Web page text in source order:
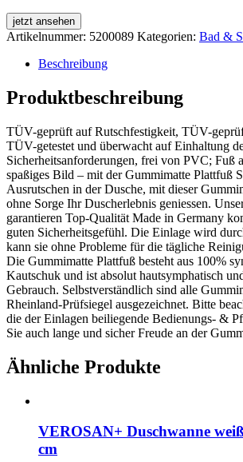
jetzt ansehen
Artikelnummer: 5200089 Kategorien: Bad &
Beschreibung
Produktbeschreibung
TÜV-geprüft auf Rutschfestigkeit, TÜV-
TÜV-getestet und überwacht auf Einhaltung
Sicherheitsanforderungen, frei von PVC; Fuß
spaßiges Bild – mit der Gummimatte Plattfuß
Ausrutschen in der Dusche, mit dieser
ohne Sorge Ihr Duscherlebnis geniessen.
garantieren Top-Qualität Made in Germany
guten Sicherheitsgefühl. Die Einlage wird
kann sie ohne Probleme für die tägliche
Die Gummimatte Plattfuß besteht aus 100%
Kautschuk und ist absolut hautsymphatisch
Gebrauch. Selbstverständlich sind alle
Rheinland-Prüfsiegel ausgezeichnet. Bitte
die der Einlagen beiliegende Bedienungs- &
Sie auch lange und sicher Freude an der
Ähnliche Produkte
VEROSAN+ Duschwanne
cm